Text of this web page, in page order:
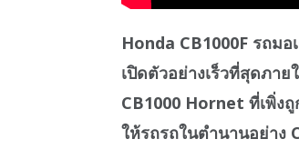
Honda CB1000F รถม
เปิดตัวอย่างเร็วที่สุดภา
CB1000 Hornet ที่เพิ่ง
ให้รถรถในตำนานอย่าง